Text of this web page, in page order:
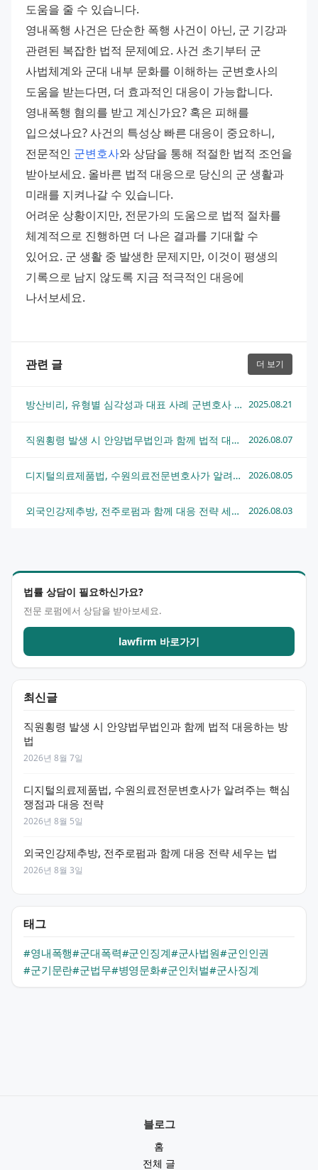
법률 상담이 필요하신가요?
전문 로펌에서 상담을 받아보세요.
lawfirm 바로가기
최신글
직원횡령 발생 시 안양법무법인과 함께 법적 대응하는 방
법
2026년 8월 7일
디지털의료제품법, 수원의료전문변호사가 알려주는 핵심
쟁점과 대응 전략
2026년 8월 5일
외국인강제추방, 전주로펌과 함께 대응 전략 세우는 법
2026년 8월 3일
태그
#영내폭행#군대폭력#군인징계#군사법원#군인인권
#군기문란#군법무#병영문화#군인처벌#군사징계
도움을 줄 수 있습니다.
영내폭행 사건은 단순한 폭행 사건이 아닌, 군 기강과
관련된 복잡한 법적 문제예요. 사건 초기부터 군
사법체계와 군대 내부 문화를 이해하는 군변호사의
도움을 받는다면, 더 효과적인 대응이 가능합니다.
영내폭행 혐의를 받고 계신가요? 혹은 피해를
입으셨나요? 사건의 특성상 빠른 대응이 중요하니,
전문적인 군변호사와 상담을 통해 적절한 법적 조언을
받아보세요. 올바른 법적 대응으로 당신의 군 생활과
미래를 지켜나갈 수 있습니다.
어려운 상황이지만, 전문가의 도움으로 법적 절차를
체계적으로 진행하면 더 나은 결과를 기대할 수
있어요. 군 생활 중 발생한 문제지만, 이것이 평생의
기록으로 남지 않도록 지금 적극적인 대응에
나서보세요.
관련 글 더 보기
방산비리, 유형별 심각성과 대표 사례 군변호사 대응법 총정리 2025.08.21
직원횡령 발생 시 안양법무법인과 함께 법적 대응하는 방법 2026.08.07
디지털의료제품법, 수원의료전문변호사가 알려주는 핵심 쟁점과 대응 전략 2026.08.05
외국인강제추방, 전주로펌과 함께 대응 전략 세우는 법 2026.08.03
블로그
홈
전체 글